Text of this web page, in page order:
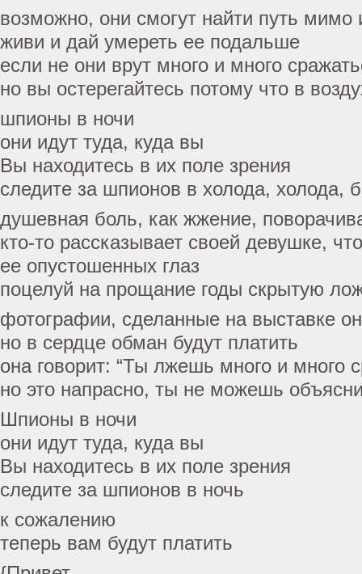
возможно, они смогут найти путь мимо
живи и дай умереть ее подальше
если не они врут много и много
но вы остерегайтесь потому что в
шпионы в ночи
они идут туда, куда вы
Вы находитесь в их поле зрения
следите за шпионов в холода, холода,
душевная боль, как жжение,
кто-то рассказывает своей девушке,
ее опустошенных глаз
поцелуй на прощание годы скрытую
фотографии, сделанные на выставке
но в сердце обман будут платить
она говорит: “Ты лжешь много и много
но это напрасно, ты не можешь
Шпионы в ночи
они идут туда, куда вы
Вы находитесь в их поле зрения
следите за шпионов в ночь
к сожалению
теперь вам будут платить